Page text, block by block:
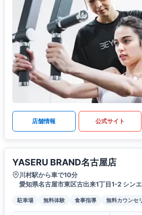
店舗情報 公式サイト
YASERU BRAND名古屋店
川村駅から車で10分
愛知県名古屋市東区古出来1丁目1-2 シン
駐車場 無料体験 食事指導 無料カウンセ